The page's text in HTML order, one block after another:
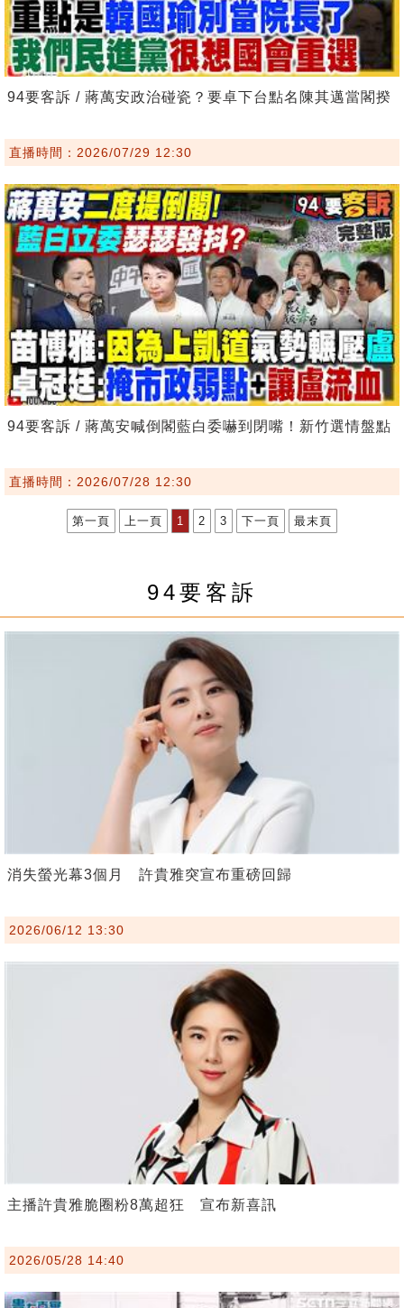
94要客訴 / 蔣萬安政治碰瓷？要卓下台點名陳其邁當閣揆
直播時間：2026/07/29 12:30
94要客訴 / 蔣萬安喊倒閣藍白委嚇到閉嘴！新竹選情盤點
直播時間：2026/07/28 12:30
第一頁 上一頁 1 2 3 下一頁 最末頁
94要客訴
消失螢光幕3個月 許貴雅突宣布重磅回歸
2026/06/12 13:30
主播許貴雅脆圈粉8萬超狂 宣布新喜訊
2026/05/28 14:40